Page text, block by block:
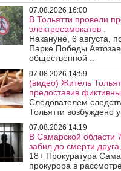
07.08.2026 16:00
В Тольятти провели
электросамокатов .
Накануне, 6 августа,
Парке Победы
общественной ..
07.08.2026 14:59
(видео) Житель
предоставив
Следователем
Тольятти возбуждено
07.08.2026 14:19
В Самарской области
забил до смерти
18+ Прокуратура
прокурора в